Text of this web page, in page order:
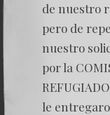
de nuestro
pero de
nuestro
por la
le